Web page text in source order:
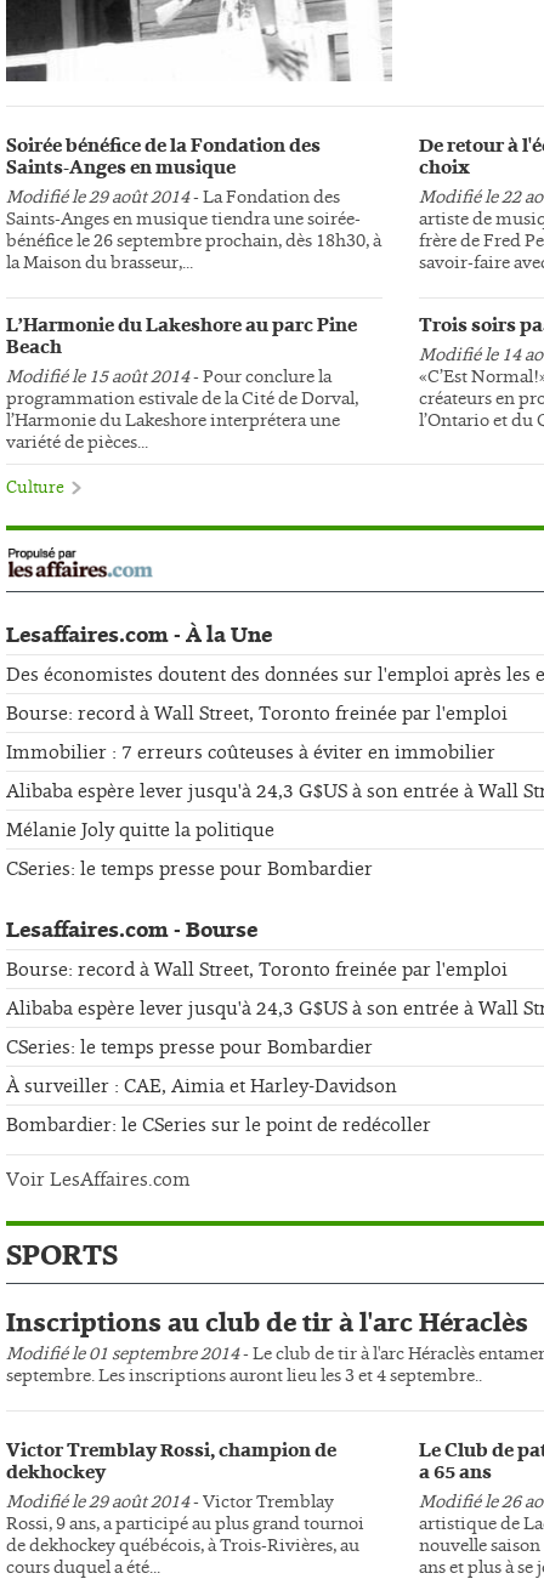
Soirée bénéfice de la Fondation des
Saints-Anges en musique
Modifié le 29 août 2014- La Fondation des
Saints-Anges en musique tiendra une soirée-
bénéfice le 26 septembre prochain, dès 18h30, à
la Maison du brasseur,...
L’Harmonie du Lakeshore au parc Pine
Beach
Modifié le 15 août 2014- Pour conclure la
programmation estivale de la Cité de Dorval,
l’Harmonie du Lakeshore interprétera une
variété de pièces...
De retour à
choix
Modifié le 22
artiste de
frère de Fred
savoir-faire
Trois soirs
Modifié le 14
«C’Est
créateurs en
l’Ontario et du
Culture
Lesaffaires.com - À la Une
Des économistes doutent des données sur l'emploi après
Bourse: record à Wall Street, Toronto freinée par l'emploi
Immobilier : 7 erreurs coûteuses à éviter en immobilier
Alibaba espère lever jusqu'à 24,3 G$US à son entrée à Wall
Mélanie Joly quitte la politique
CSeries: le temps presse pour Bombardier
Lesaffaires.com - Bourse
Bourse: record à Wall Street, Toronto freinée par l'emploi
Alibaba espère lever jusqu'à 24,3 G$US à son entrée à Wall
CSeries: le temps presse pour Bombardier
À surveiller : CAE, Aimia et Harley-Davidson
Bombardier: le CSeries sur le point de redécoller
Voir LesAffaires.com
SPORTS
Inscriptions au club de tir à l'arc Héraclès
Modifié le 01 septembre 2014- Le club de tir à l'arc Héraclès
septembre. Les inscriptions auront lieu les 3 et 4 septembre..
Victor Tremblay Rossi, champion de
dekhockey
Modifié le 29 août 2014- Victor Tremblay
Rossi, 9 ans, a participé au plus grand tournoi
de dekhockey québécois, à Trois-Rivières, au
cours duquel a été...
Le Club de
a 65 ans
Modifié le 26
artistique de
nouvelle
ans et plus à se